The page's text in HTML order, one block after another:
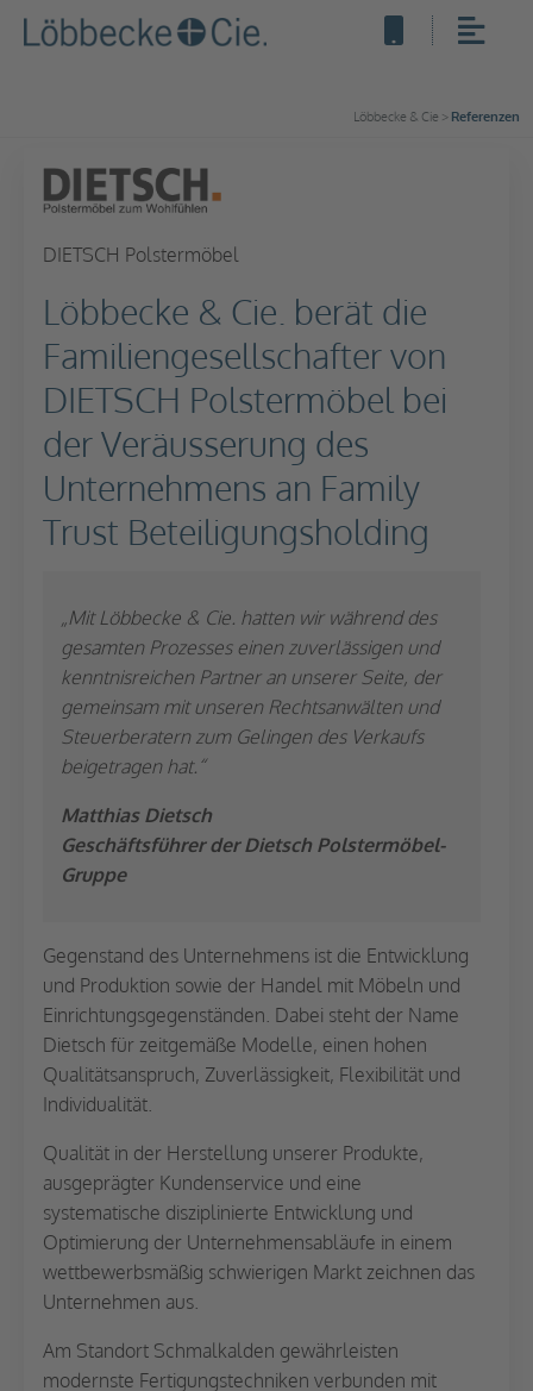
Löbbecke & Cie > Referenzen
DIETSCH Polstermöbel
Löbbecke & Cie. berät die
Familiengesellschafter von
DIETSCH Polstermöbel bei
der Veräusserung des
Unternehmens an Family
Trust Beteiligungsholding
„Mit Löbbecke & Cie. hatten wir während des
gesamten Prozesses einen zuverlässigen und
kenntnisreichen Partner an unserer Seite, der
gemeinsam mit unseren Rechtsanwälten und
Steuerberatern zum Gelingen des Verkaufs
beigetragen hat.“
Matthias Dietsch
Geschäftsführer der Dietsch Polstermöbel-
Gruppe
Gegenstand des Unternehmens ist die Entwicklung
und Produktion sowie der Handel mit Möbeln und
Einrichtungsgegenständen. Dabei steht der Name
Dietsch für zeitgemäße Modelle, einen hohen
Qualitätsanspruch, Zuverlässigkeit, Flexibilität und
Individualität.
Qualität in der Herstellung unserer Produkte,
ausgeprägter Kundenservice und eine
systematische disziplinierte Entwicklung und
Optimierung der Unternehmensabläufe in einem
wettbewerbsmäßig schwierigen Markt zeichnen das
Unternehmen aus.
Am Standort Schmalkalden gewährleisten
modernste Fertigungstechniken verbunden mit